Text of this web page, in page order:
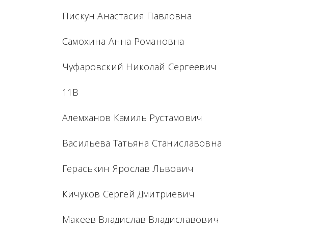
Пискун Анастасия Павловна
Самохина Анна Романовна
Чуфаровский Николай Сергеевич
11В
Алемханов Камиль Рустамович
Васильева Татьяна Станиславовна
Гераськин Ярослав Львович
Кичуков Сергей Дмитриевич
Макеев Владислав Владиславович